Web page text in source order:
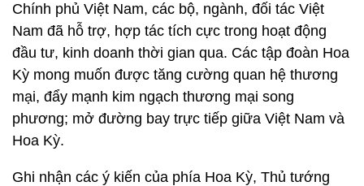
Chính phủ Việt Nam, các bộ, ngành, đối tác Việt
Nam đã hỗ trợ, hợp tác tích cực trong hoạt động
đầu tư, kinh doanh thời gian qua. Các tập đoàn Hoa
Kỳ mong muốn được tăng cường quan hệ thương
mại, đẩy mạnh kim ngạch thương mại song
phương; mở đường bay trực tiếp giữa Việt Nam và
Hoa Kỳ.
Ghi nhận các ý kiến của phía Hoa Kỳ, Thủ tướng